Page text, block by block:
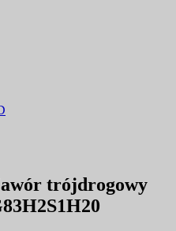
trójdrogowy